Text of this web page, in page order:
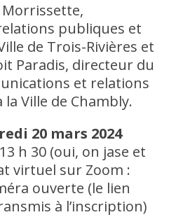
publiques et
de Trois-Rivières et
Paradis, directeur du
et relations
la Ville de Chambly.
20 mars 2024
h 30 (oui, on jase et
virtuel sur Zoom :
ouverte (le lien
à l’inscription)